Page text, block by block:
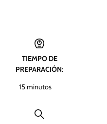
TIEMPO DE
PREPARACIÓN:
15m
minutos